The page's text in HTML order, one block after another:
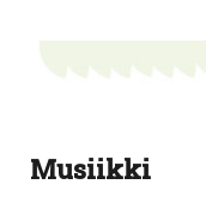
Musiikki